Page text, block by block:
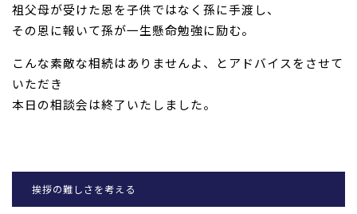
祖父母が受けた恩を子供ではなく孫に手渡し、
その恩に報いて孫が一生懸命勉強に励む。
こんな素敵な相続はありませんよ、とアドバイスをさせて
いただき
本日の相談会は終了いたしました。
挨拶の難しさを考える